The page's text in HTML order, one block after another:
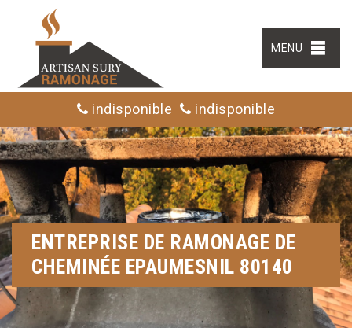
MENU
indisponible indisponible
ENTREPRISE DE RAMONAGE DE
CHEMINÉE EPAUMESNIL 80140